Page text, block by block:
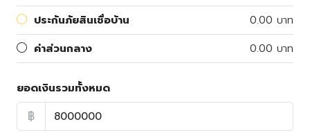
ประกันภัยสินเชื่อบ้าน
0.00 บาท
ค่าส่วนกลาง
0.00 บาท
ยอดเงินรวมทั้งหมด
฿